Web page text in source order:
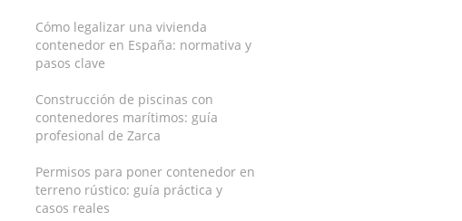
Cómo legalizar una vivienda
contenedor en España: normativa y
pasos clave
Construcción de piscinas con
contenedores marítimos: guía
profesional de Zarca
Permisos para poner contenedor en
terreno rústico: guía práctica y
casos reales